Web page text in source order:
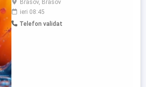
experiență pe un post similar Calificare de
vopsitor industrial Desen tehnic
Cunoaștere SDV Disponibilitate pentru 2
Brasov, Brasov
ieri 08:45
Telefon validat